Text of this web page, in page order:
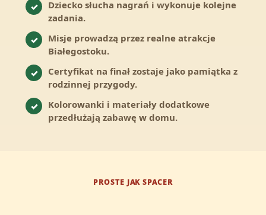
✓
Dziecko słucha nagrań i wykonuje kolejne
zadania.
✓
Misje prowadzą przez realne atrakcje
Białegostoku.
✓
Certyfikat na finał zostaje jako pamiątka z
rodzinnej przygody.
✓
Kolorowanki i materiały dodatkowe
przedłużają zabawę w domu.
PROSTE JAK SPACER